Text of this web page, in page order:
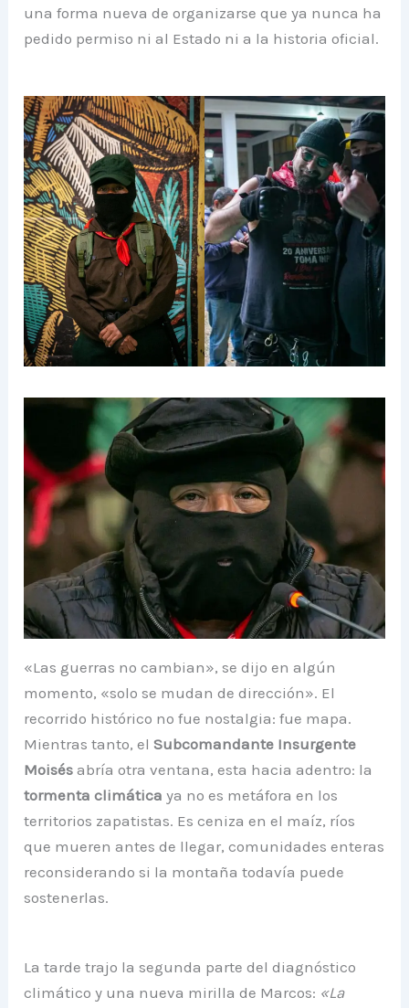
una forma nueva de organizarse que ya nunca ha
pedido permiso ni al Estado ni a la historia oficial.
«Las guerras no cambian», se dijo en algún
momento, «solo se mudan de dirección». El
recorrido histórico no fue nostalgia: fue mapa.
Mientras tanto, elSubcomandante Insurgente
Moisés abría otra ventana, esta hacia adentro: la
tormenta climática ya no es metáfora en los
territorios zapatistas. Es ceniza en el maíz, ríos
que mueren antes de llegar, comunidades enteras
reconsiderando si la montaña todavía puede
sostenerlas.
La tarde trajo la segunda parte del diagnóstico
climático y una nueva mirilla de Marcos: «La